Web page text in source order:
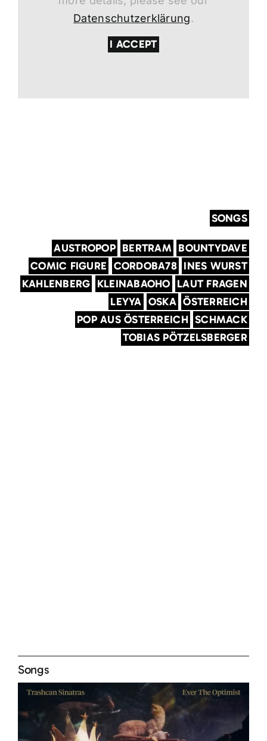
Datenschutzerklärung.
I ACCEPT
SONGS
AUSTROPOP BERTRAM BOUNTYDAVE
COMIC FIGURE CORDOBA78 INES WURST
KAHLENBERG KLEINABAOHO LAUT FRAGEN
LEYYA OSKA ÖSTERREICH
POP AUS ÖSTERREICH SCHMACK
TOBIAS PÖTZELSBERGER
Songs